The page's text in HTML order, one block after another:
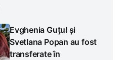
Evghenia Guțul și
Svetlana Popan au fost
transferate în